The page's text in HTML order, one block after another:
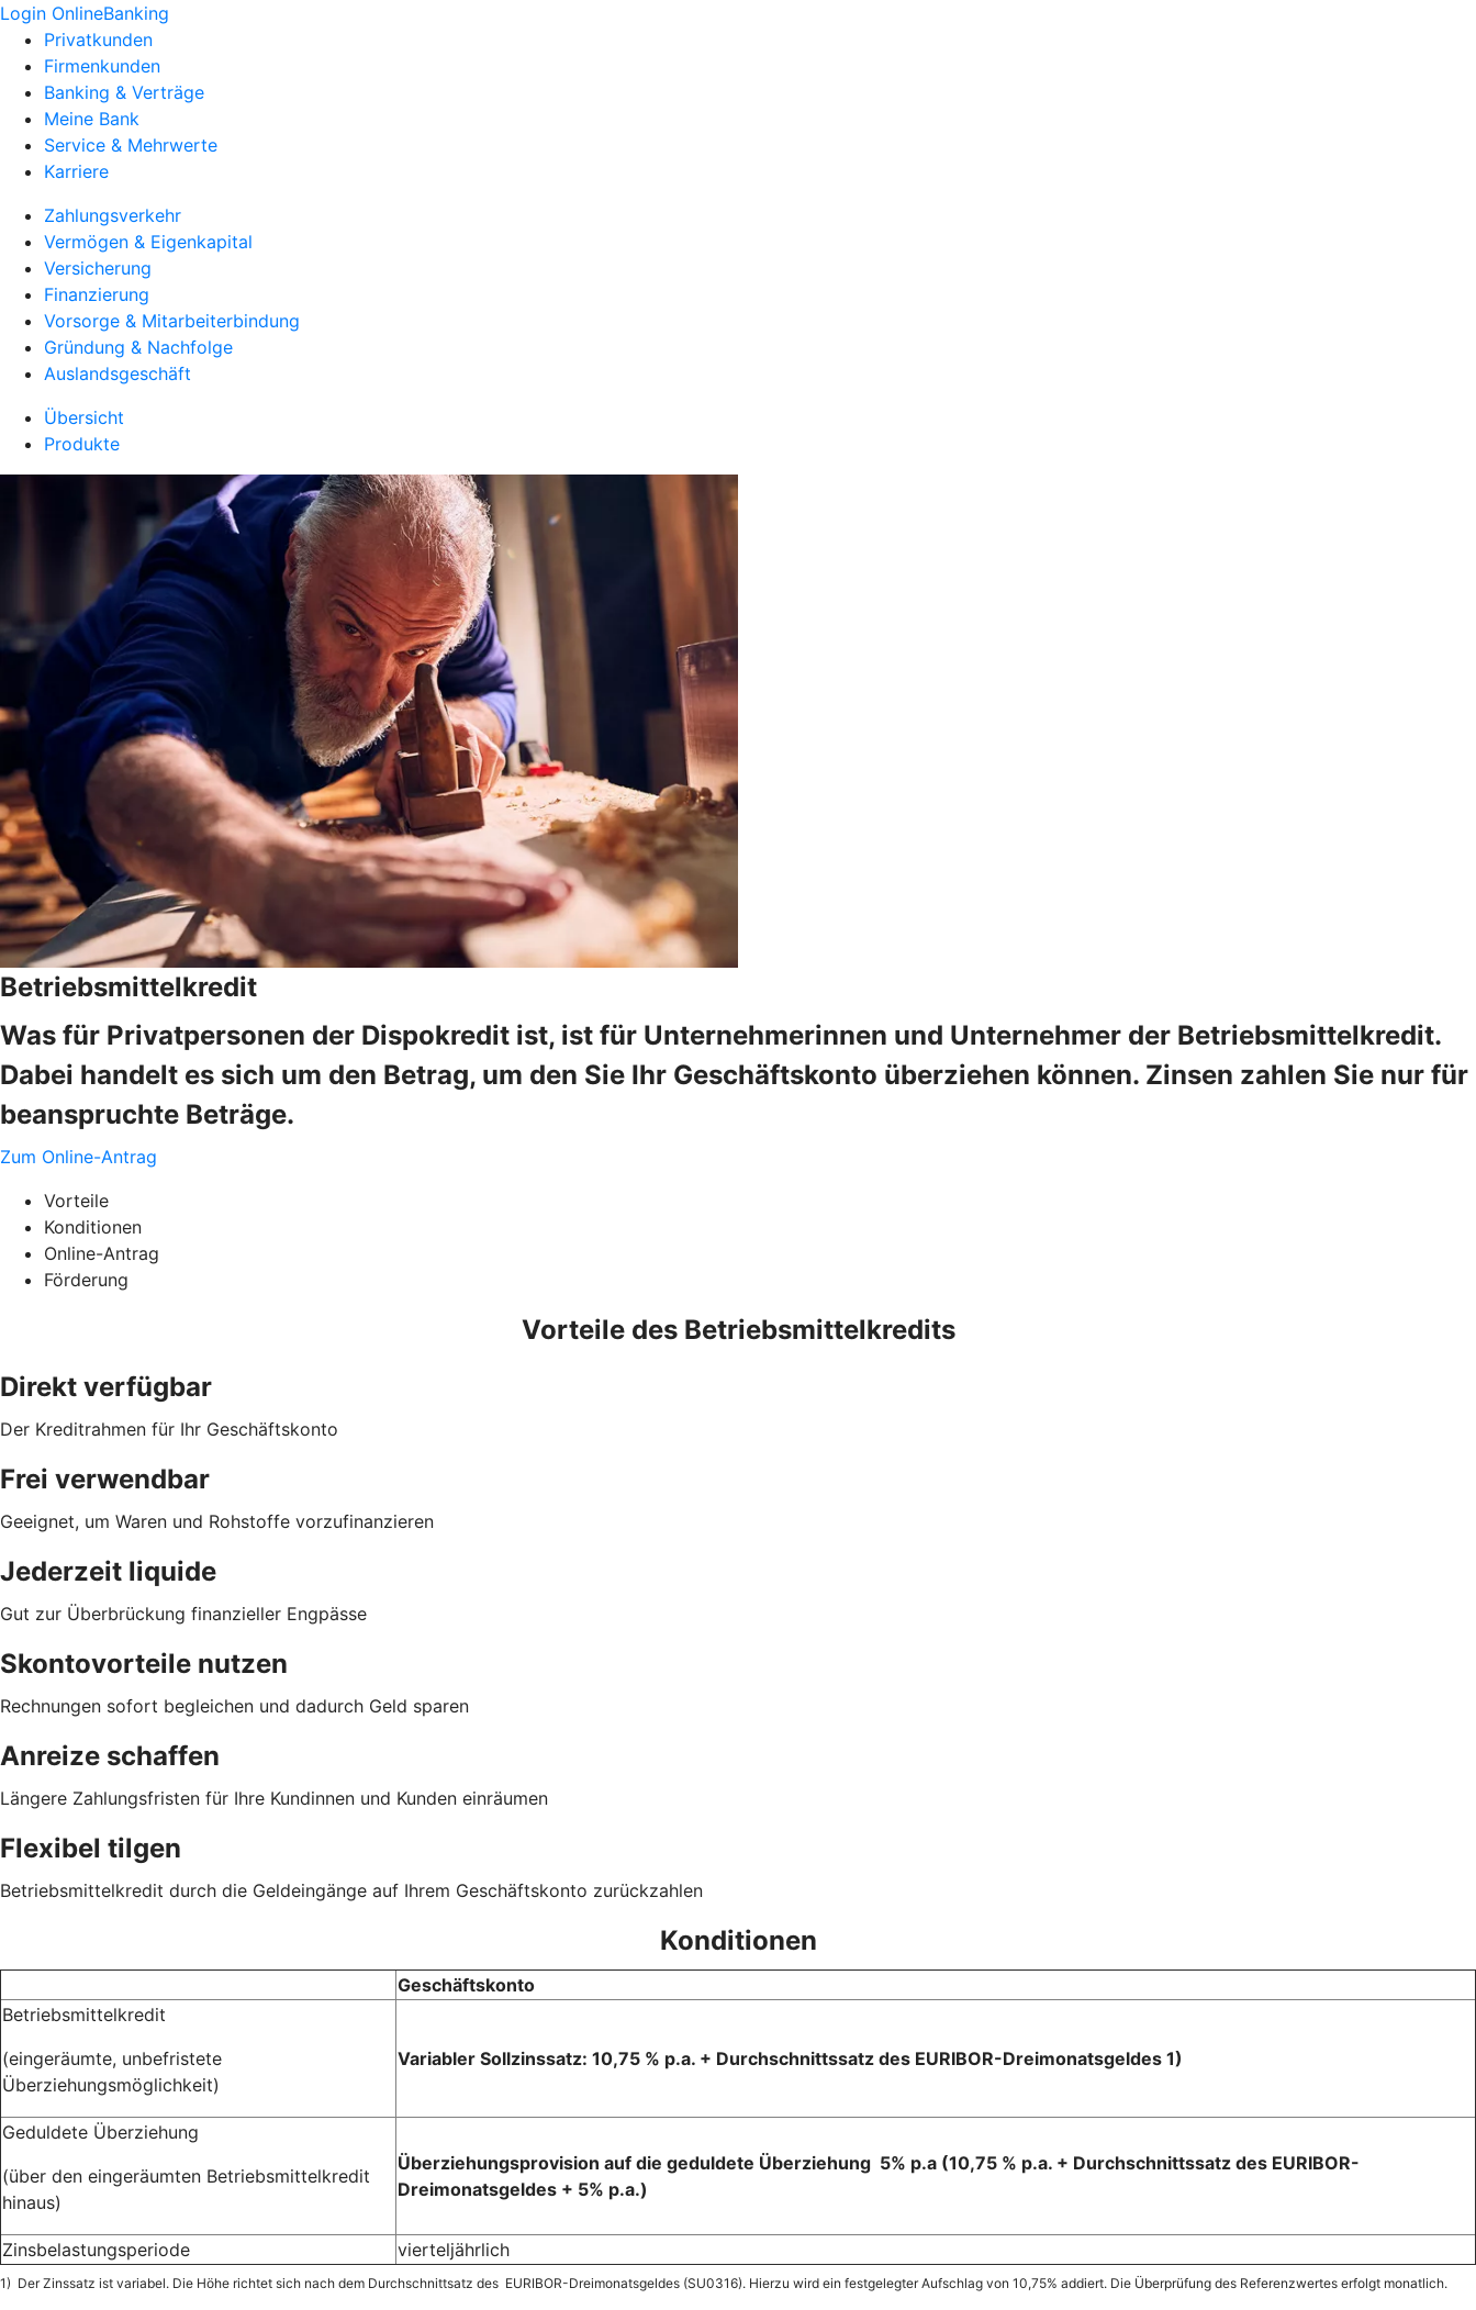
Login OnlineBanking
Privatkunden
Firmenkunden
Banking & Verträge
Meine Bank
Service & Mehrwerte
Karriere
Zahlungsverkehr
Vermögen & Eigenkapital
Versicherung
Finanzierung
Vorsorge & Mitarbeiterbindung
Gründung & Nachfolge
Auslandsgeschäft
Übersicht
Produkte
Betriebsmittelkredit
Was für Privatpersonen der Dispokredit ist, ist für Unternehmerinnen und Unternehmer der Betriebsmittelkredit.
Dabei handelt es sich um den Betrag, um den Sie Ihr Geschäftskonto überziehen können. Zinsen zahlen Sie nur für
beanspruchte Beträge.
Zum Online-Antrag
Vorteile
Konditionen
Online-Antrag
Förderung
Vorteile des Betriebsmittelkredits
Direkt verfügbar
Der Kreditrahmen für Ihr Geschäftskonto
Frei verwendbar
Geeignet, um Waren und Rohstoffe vorzufinanzieren
Jederzeit liquide
Gut zur Überbrückung finanzieller Engpässe
Skontovorteile nutzen
Rechnungen sofort begleichen und dadurch Geld sparen
Anreize schaffen
Längere Zahlungsfristen für Ihre Kundinnen und Kunden einräumen
Flexibel tilgen
Betriebsmittelkredit durch die Geldeingänge auf Ihrem Geschäftskonto zurückzahlen
Konditionen
Geschäftskonto
Betriebsmittelkredit
(eingeräumte, unbefristete
Überziehungsmöglichkeit)
Variabler Sollzinssatz: 10,75 % p.a. + Durchschnittssatz des EURIBOR-Dreimonatsgeldes 1)
Geduldete Überziehung
(über den eingeräumten Betriebsmittelkredit
hinaus)
Überziehungsprovision auf die geduldete Überziehung 5% p.a (10,75 % p.a. + Durchschnittssatz des EURIBOR-
Dreimonatsgeldes + 5% p.a.)
Zinsbelastungsperiode vierteljährlich
1) Der Zinssatz ist variabel. Die Höhe richtet sich nach dem Durchschnittsatz des EURIBOR-Dreimonatsgeldes (SU0316). Hierzu wird ein festgelegter Aufschlag von 10,75% addiert. Die Überprüfung des Referenzwertes erfolgt monatlich.